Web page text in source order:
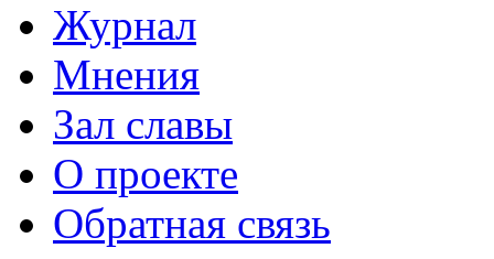
Журнал
Мнения
Зал славы
О проекте
Обратная связь